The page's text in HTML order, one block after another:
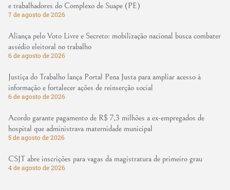
e trabalhadores do Complexo de Suape (PE)
7 de agosto de 2026
Aliança pelo Voto Livre e Secreto: mobilização nacional busca combater
assédio eleitoral no trabalho
6 de agosto de 2026
Justiça do Trabalho lança Portal Pena Justa para ampliar acesso à
informação e fortalecer ações de reinserção social
6 de agosto de 2026
Acordo garante pagamento de R$ 7,3 milhões a ex-empregados de
hospital que administrava maternidade municipal
5 de agosto de 2026
CSJT abre inscrições para vagas da magistratura de primeiro grau
4 de agosto de 2026